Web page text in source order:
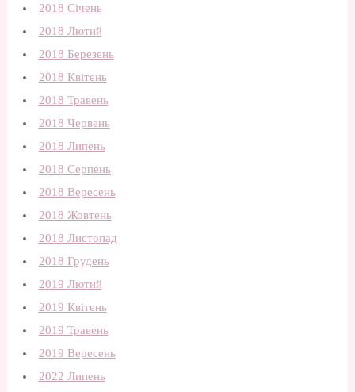
2018 Січень
2018 Лютий
2018 Березень
2018 Квітень
2018 Травень
2018 Червень
2018 Липень
2018 Серпень
2018 Вересень
2018 Жовтень
2018 Листопад
2018 Грудень
2019 Лютий
2019 Квітень
2019 Травень
2019 Вересень
2022 Липень